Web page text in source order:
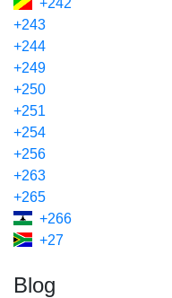
+242
+243
+244
+249
+250
+251
+254
+256
+263
+265
+266
+27
Blog